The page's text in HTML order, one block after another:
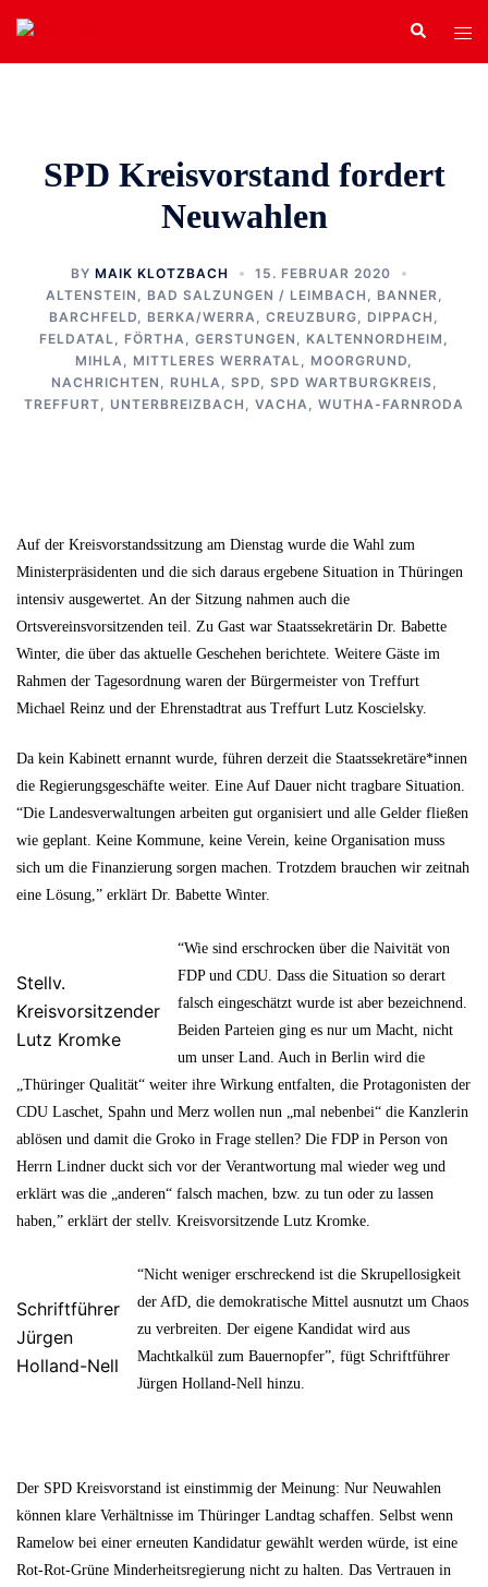
Zum
Inhalt
springen
Search
SPD Kreisvorstand fordert
Neuwahlen
BY MAIK KLOTZBACH
15. FEBRUAR 2020
ALTENSTEIN
BAD SALZUNGEN / LEIMBACH BANNER
BARCHFELD
BERKA/WERRA CREUZBURG DIPPACH
FELDATAL
FÖRTHA GERSTUNGEN KALTENNORDHEIM
MIHLA
MITTLERES WERRATAL MOORGRUND
NACHRICHTEN
RUHLA SPD SPD WARTBURGKREIS
TREFFURT
UNTERBREIZBACH VACHA WUTHA-FARNRODA
Auf der Kreisvorstandssitzung am Dienstag wurde die Wahl zum
Ministerpräsidenten und die sich daraus ergebene Situation in Thüringen
intensiv ausgewertet. An der Sitzung nahmen auch die
Ortsvereinsvorsitzenden teil. Zu Gast war Staatssekretärin Dr. Babette
Winter, die über das aktuelle Geschehen berichtete. Weitere Gäste im
Rahmen der Tagesordnung waren der Bürgermeister von Treffurt
Michael Reinz und der Ehrenstadtrat aus Treffurt Lutz Koscielsky.
Da kein Kabinett ernannt wurde, führen derzeit die Staatssekretäre*innen
die Regierungsgeschäfte weiter. Eine Auf Dauer nicht tragbare Situation.
“Die Landesverwaltungen arbeiten gut organisiert und alle Gelder fließen
wie geplant. Keine Kommune, keine Verein, keine Organisation muss
sich um die Finanzierung sorgen machen. Trotzdem brauchen wir zeitnah
eine Lösung,” erklärt Dr. Babette Winter.
Stellv.
Kreisvorsitzender
Lutz Kromke
“Wie sind erschrocken über die Naivität von
FDP und CDU. Dass die Situation so derart
falsch eingeschätzt wurde ist aber bezeichnend.
Beiden Parteien ging es nur um Macht, nicht
um unser Land. Auch in Berlin wird die
„Thüringer Qualität“ weiter ihre Wirkung entfalten, die Protagonisten der
CDU Laschet, Spahn und Merz wollen nun „mal nebenbei“ die Kanzlerin
ablösen und damit die Groko in Frage stellen? Die FDP in Person von
Herrn Lindner duckt sich vor der Verantwortung mal wieder weg und
erklärt was die „anderen“ falsch machen, bzw. zu tun oder zu lassen
haben,” erklärt der stellv. Kreisvorsitzende Lutz Kromke.
Schriftführer
Jürgen
Holland-Nell
“Nicht weniger erschreckend ist die Skrupellosigkeit
der AfD, die demokratische Mittel ausnutzt um Chaos
zu verbreiten. Der eigene Kandidat wird aus
Machtkalkül zum Bauernopfer”, fügt Schriftführer
Jürgen Holland-Nell hinzu.
Der SPD Kreisvorstand ist einstimmig der Meinung: Nur Neuwahlen
können klare Verhältnisse im Thüringer Landtag schaffen. Selbst wenn
Ramelow bei einer erneuten Kandidatur gewählt werden würde, ist eine
Rot-Rot-Grüne Minderheitsregierung nicht zu halten. Das Vertrauen in